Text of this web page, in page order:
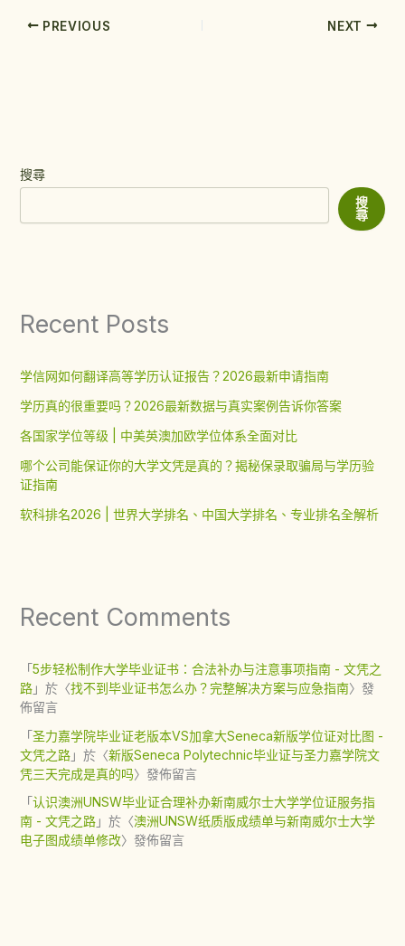
PREVIOUS NEXT
搜尋
搜
尋
Recent Posts
学信网如何翻译高等学历认证报告？2026最新申请指南
学历真的很重要吗？2026最新数据与真实案例告诉你答案
各国家学位等级 | 中美英澳加欧学位体系全面对比
哪个公司能保证你的大学文凭是真的？揭秘保录取骗局与学历验
证指南
软科排名2026 | 世界大学排名、中国大学排名、专业排名全解析
Recent Comments
「5步轻松制作大学毕业证书：合法补办与注意事项指南 - 文凭之
路」於〈找不到毕业证书怎么办？完整解决方案与应急指南〉發
佈留言
「圣力嘉学院毕业证老版本VS加拿大Seneca新版学位证对比图 -
文凭之路」於〈新版Seneca Polytechnic毕业证与圣力嘉学院文
凭三天完成是真的吗〉發佈留言
「认识澳洲UNSW毕业证合理补办新南威尔士大学学位证服务指
南 - 文凭之路」於〈澳洲UNSW纸质版成绩单与新南威尔士大学
电子图成绩单修改〉發佈留言